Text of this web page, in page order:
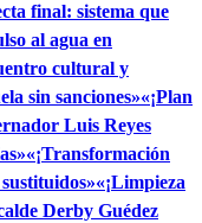
final: sistema que
al agua en
cultural y
sin sanciones»«¡Plan
Luis Reyes
«¡Transformación
«¡Limpieza
Derby Guédez